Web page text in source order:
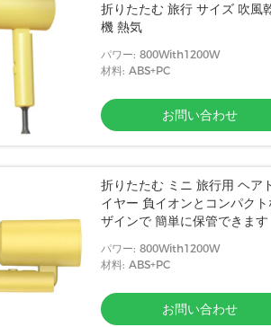
折りたたむ 旅行 サイズ 吹風
機 熱気
パワー: 800With1200W
材料: ABS+PC
お問い合わせ
折りたたむ ミニ 旅行用 ヘア
イヤー 負イオンとコンパク
ザインで 簡単に保管できます
パワー: 800With1200W
材料: ABS+PC
お問い合わせ